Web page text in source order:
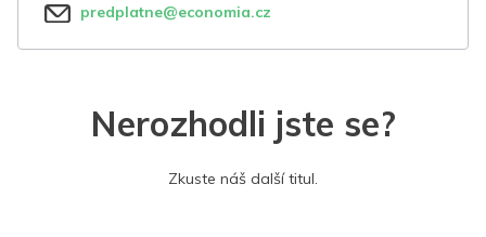
predplatne@economia.cz
Nerozhodli jste se?
Zkuste náš další titul.